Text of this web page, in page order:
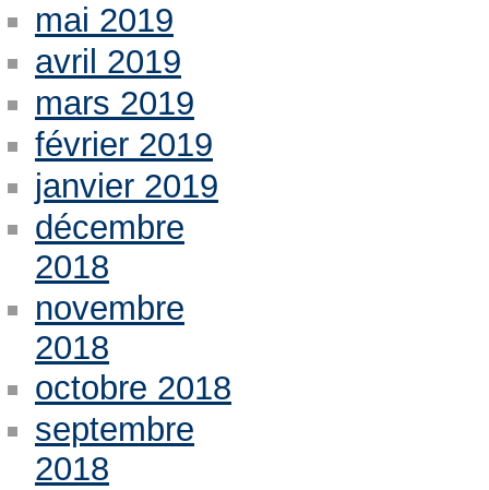
mai 2019
avril 2019
mars 2019
février 2019
janvier 2019
décembre
2018
novembre
2018
octobre 2018
septembre
2018